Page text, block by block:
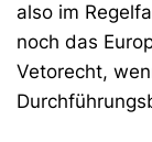
also im
noch das
Vetorecht,